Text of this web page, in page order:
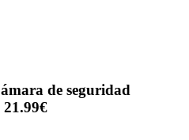
de seguridad